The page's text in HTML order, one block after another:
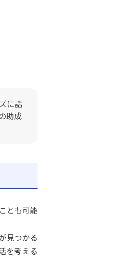
に話
助成
とも可能
見つかる
を考える